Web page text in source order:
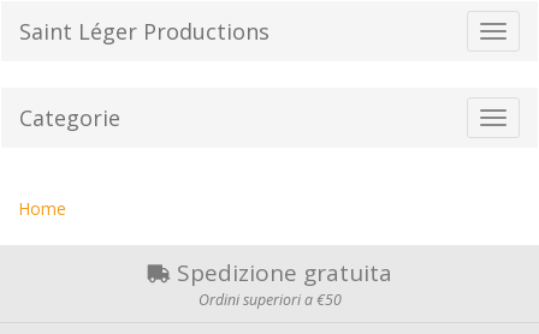
Saint Léger Productions
Categorie
Tu
Home
Spedizione gratuita
Ordini superiori a €50